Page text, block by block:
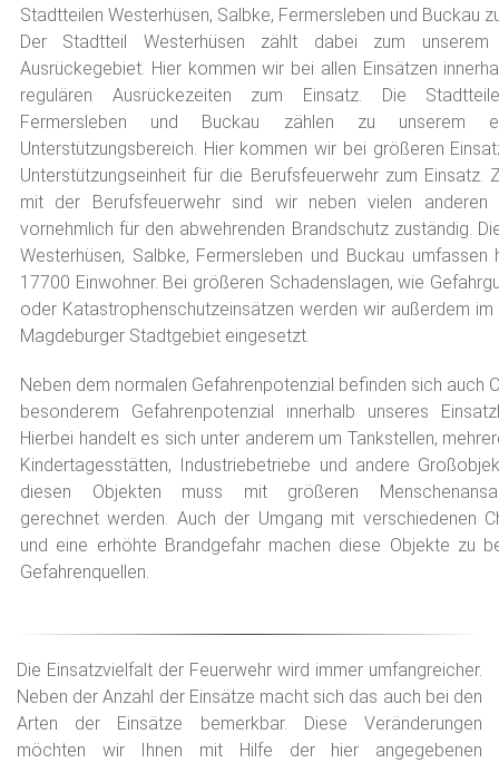
Stadtteilen Westerhüsen, Salbke, Fermersleben und Buckau
Der Stadtteil Westerhüsen zählt dabei zum unserem
Ausrückegebiet. Hier kommen wir bei allen Einsätzen
regulären Ausrückezeiten zum Einsatz. Die
Fermersleben und Buckau zählen zu unserem
Unterstützungsbereich. Hier kommen wir bei größeren
Unterstützungseinheit für die Berufsfeuerwehr zum Einsatz.
mit der Berufsfeuerwehr sind wir neben vielen anderen
vornehmlich für den abwehrenden Brandschutz zuständig.
Westerhüsen, Salbke, Fermersleben und Buckau umfassen
17700 Einwohner. Bei größeren Schadenslagen, wie
oder Katastrophenschutzeinsätzen werden wir außerdem
Magdeburger Stadtgebiet eingesetzt.
Neben dem normalen Gefahrenpotenzial befinden sich auch
besonderem Gefahrenpotenzial innerhalb unseres
Hierbei handelt es sich unter anderem um Tankstellen,
Kindertagesstätten, Industriebetriebe und andere
diesen Objekten muss mit größeren
gerechnet werden. Auch der Umgang mit verschiedenen
und eine erhöhte Brandgefahr machen diese Objekte zu
Gefahrenquellen.
Die Einsatzvielfalt der Feuerwehr wird immer umfangreicher.
Neben der Anzahl der Einsätze macht sich das auch bei den
Arten der Einsätze bemerkbar. Diese Veränderungen
möchten wir Ihnen mit Hilfe der hier angegebenen